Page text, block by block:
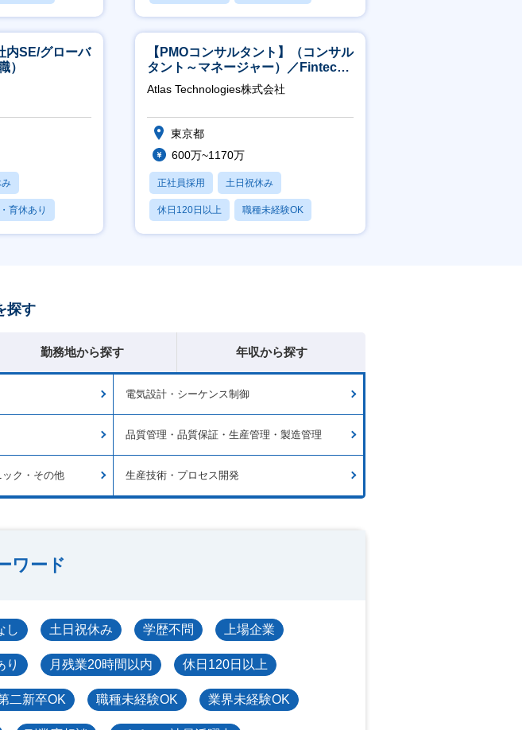
産休・育休あり
内SE/グローバ
）
育休あり
【PMOコンサルタント】（コンサル
タント～マネージャー）／Fintech
領域／設立5年弱で上場
Atlas Technologies株式会社
東京都
600万~1170万
正社員採用 土日祝休み
休日120日以上 職種未経験OK
産休・育休あり
探す
勤務地から探す 年収から探す
電気設計・シーケンス制御
品質管理・品質保証・生産管理・製造管理
ク・その他 生産技術・プロセス開発
ワード
し 土日祝休み 学歴不問 上場企業
り 月残業20時間以内 休日120日以上
二新卒OK 職種未経験OK 業界未経験OK